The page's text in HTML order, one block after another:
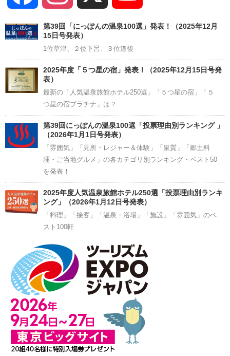
Channel
第39回「にっぽんの温泉100選」発表！（2025年12月
15日号発表）
1位草津、２位下呂、３位道後
2025年度「５つ星の宿」発表！（2025年12月15日号発
表）
最新の「人気温泉旅館ホテル250選」「５つ星の宿」「５
つ星の宿プラチナ」は？
第39回にっぽんの温泉100選「投票理由別ランキング 」
（2026年1月1日号発表）
「雰囲気」「見所・レジャー＆体験」「泉質」「郷土料
理・ご当地グルメ」の各カテゴリ別ランキング・ベスト50
を発表！
2025年度人気温泉旅館ホテル250選「投票理由別ランキ
ング」（2026年1月12日号発表）
「料理」「接客」「温泉・浴場」「施設」「雰囲気」のベ
スト100軒